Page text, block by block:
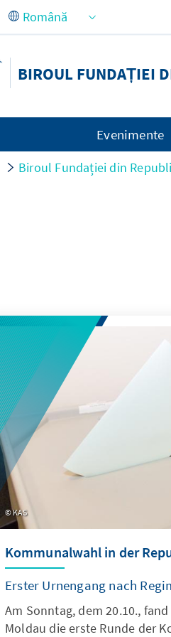
BIROUL FUNDAȚIEI
Evenimente
Biroul Fundației din
KAS
Kommunalwahl in der
Erster Urnengang nach
Am Sonntag, dem 20.10.,
Moldau die erste Runde der